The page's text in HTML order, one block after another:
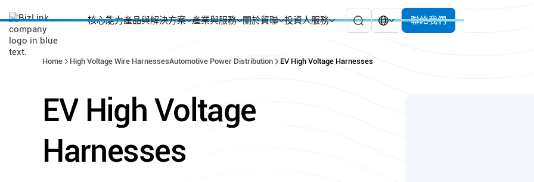
核心能力產品與解決方案 產業與服務 關於貿聯 投資人服務 聯絡我們
Home High Voltage Wire HarnessesAutomotive Power Distribution EV High Voltage Harnesses
EV High Voltage
Harnesses